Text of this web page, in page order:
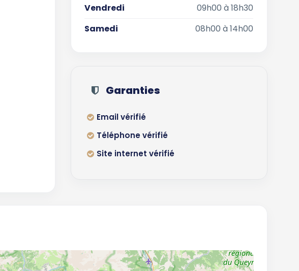
Vendredi
09h00 à 18h30
Samedi
08h00 à 14h00
Garanties
Email vérifié
Téléphone vérifié
Site internet vérifié